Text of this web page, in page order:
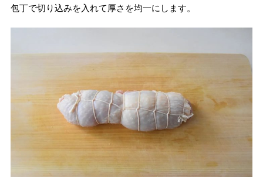
包丁で切り込みを入れて厚さを均一にします。